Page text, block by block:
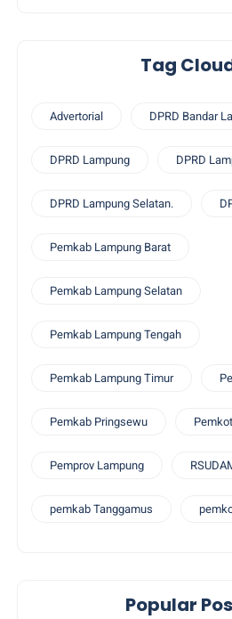
Tag
Advertorial DPRD Bandar
DPRD Lampung DPRD
DPRD Lampung Selatan.
Pemkab Lampung Barat
Pemkab Lampung Selatan
Pemkab Lampung Tengah
Pemkab Lampung Timur
Pemkab Pringsewu
Pemprov Lampung
pemkab Tanggamus
Popular